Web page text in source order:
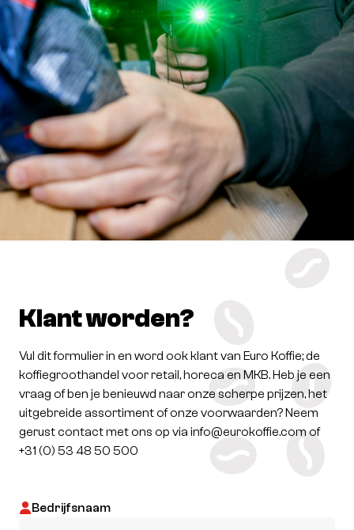
Klant worden?
Vul dit formulier in en word ook klant van Euro Koffie; de
koffiegroothandel voor retail, horeca en MKB. Heb je een
vraag of ben je benieuwd naar onze scherpe prijzen, het
uitgebreide assortiment of onze voorwaarden? Neem
gerust contact met ons op via info@eurokoffie.com of
+31 (0) 53 48 50 500
Bedrijfsnaam